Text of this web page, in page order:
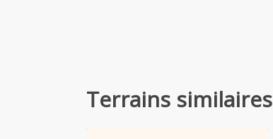
Terrains similaires